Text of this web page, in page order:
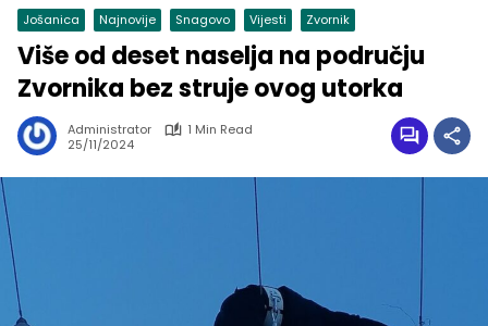
Jošanica Najnovije Snagovo Vijesti Zvornik
Više od deset naselja na području
Zvornika bez struje ovog utorka
Administrator
1 Min Read
25/11/2024